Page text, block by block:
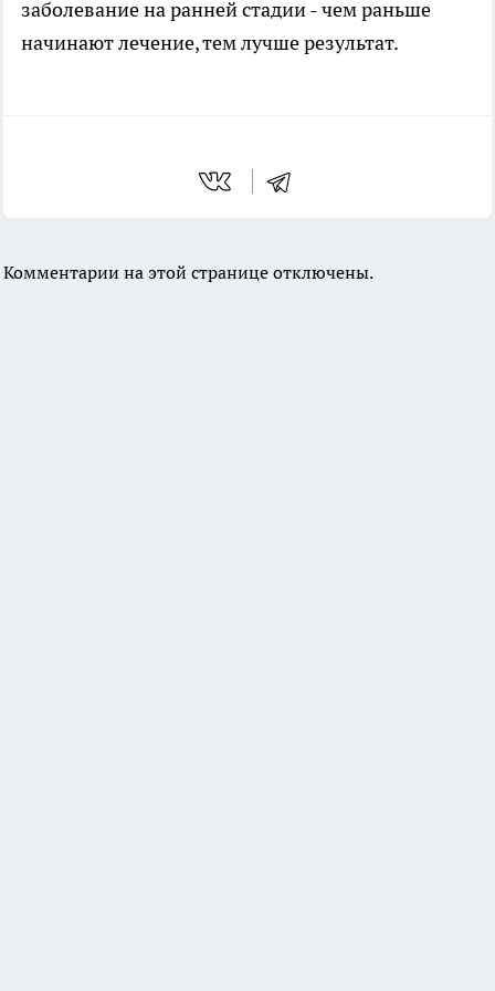
заболевание на ранней стадии - чем раньше
начинают лечение, тем лучше результат.
Комментарии на этой странице отключены.